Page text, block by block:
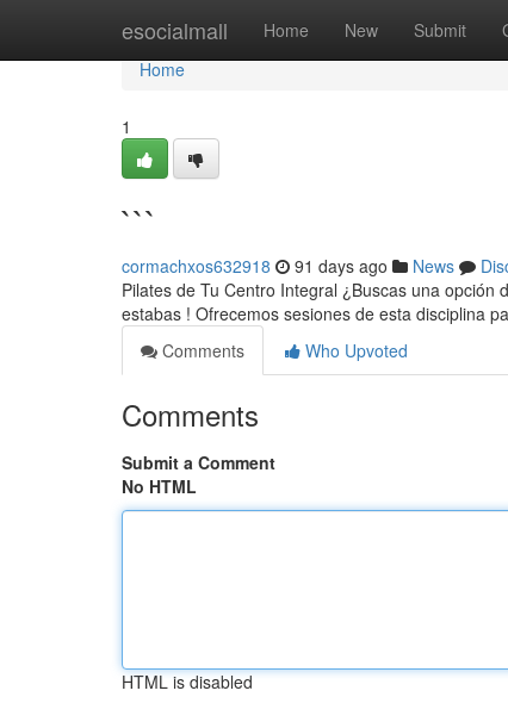
esocialmall Home New Submit
Home
Home
1
```
cormachxos632918 91 days ago News
Pilates de Tu Centro Integral ¿Buscas una
estabas ! Ofrecemos sesiones de esta disciplina
Comments
Who Upvoted
Comments
Submit a Comment
No HTML
HTML is disabled